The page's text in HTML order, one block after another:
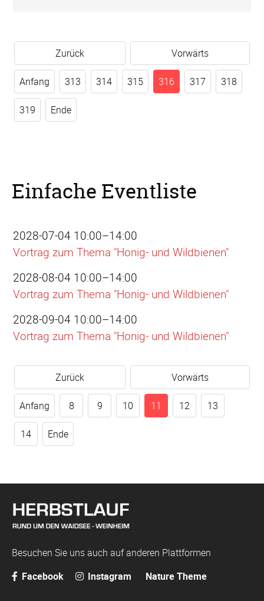
Zurück Vorwärts
Anfang 313 314 315 316 317 318
319 Ende
Einfache Eventliste
2028-07-04 10:00–14:00
Vortrag zum Thema "Honig- und Wildbienen"
2028-08-04 10:00–14:00
Vortrag zum Thema "Honig- und Wildbienen"
2028-09-04 10:00–14:00
Vortrag zum Thema "Honig- und Wildbienen"
Zurück Vorwärts
Anfang 8 9 10 11 12 13
14 Ende
Besuchen Sie uns auch auf anderen Plattformen
Facebook
Instagram Nature Theme